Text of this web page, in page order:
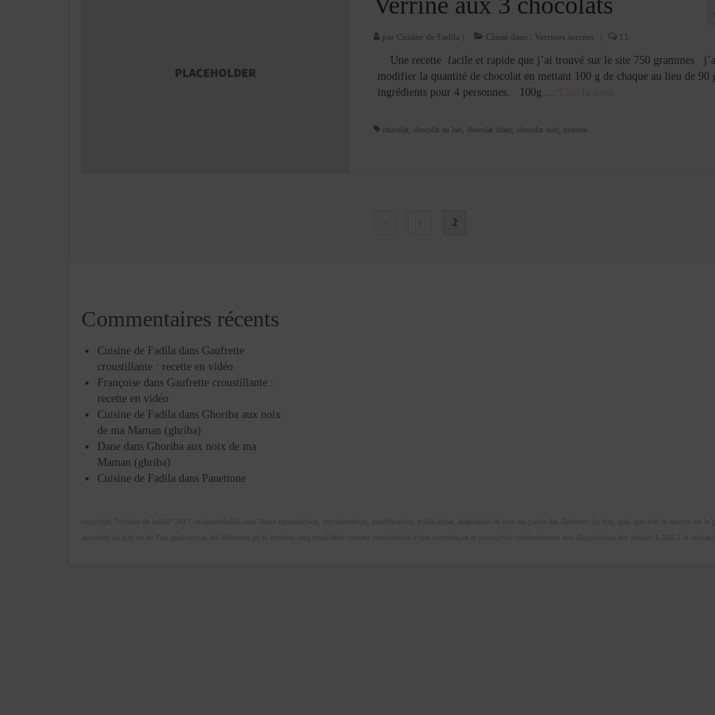
par Cuisine de Fadila Classé dans : Verrines sucrées 11
Une recette facile et rapide que j’ai trouvé sur le site 750 grammes
modifier la quantité de chocolat en mettant 100 g de chaque au lieu de 90
ingrédients pour 4 personnes. 100g …
chocolat, chocolat au lait, chocolat blanc, chocolat noir, mousse
2
Commentaires récents
Cuisine de Fadila dans Gaufrette
croustillante : recette en vidéo
Françoise dans Gaufrette croustillante :
recette en vidéo
Cuisine de Fadila dans Ghoriba aux noix
de ma Maman (ghriba)
Dane dans Ghoriba aux noix de ma
Maman (ghriba)
Cuisine de Fadila dans Panettone